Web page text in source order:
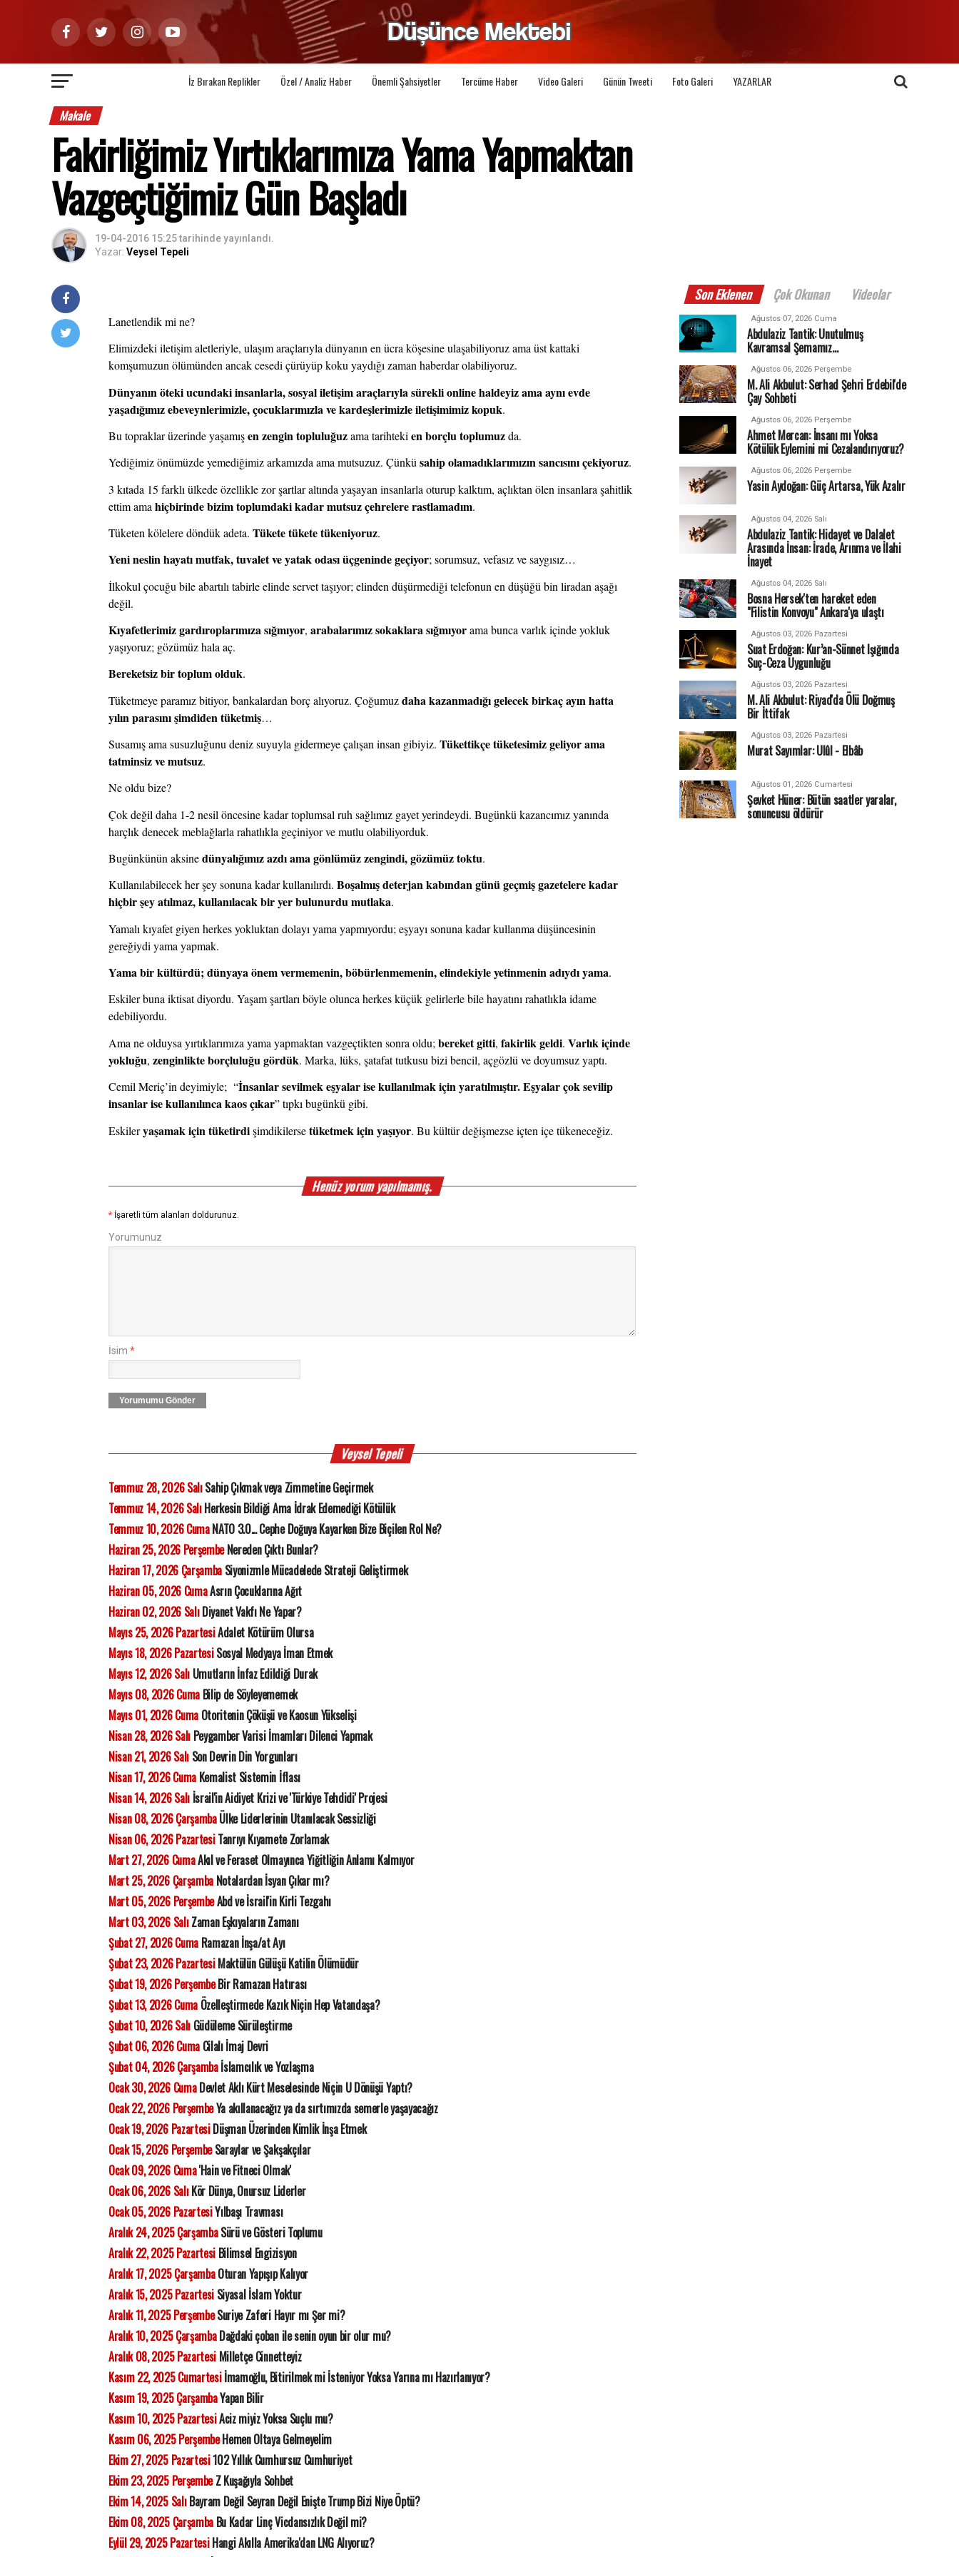
İz Bırakan Replikler Özel / Analiz Haber Önemli Şahsiyetler Tercüme Haber Video Galeri Günün Tweeti Foto Galeri YAZARLAR
Makale
Fakirliğimiz Yırtıklarımıza Yama Yapmaktan
Vazgeçtiğimiz Gün Başladı
19-04-2016 15:25tarihinde yayınlandı.
Yazar: Veysel Tepeli
Lanetlendik mi ne?
Elimizdeki iletişim aletleriyle, ulaşım araçlarıyla dünyanın en ücra köşesine ulaşabiliyoruz ama üst kattaki
komşumuzun ölümünden ancak cesedi çürüyüp koku yaydığı zaman haberdar olabiliyoruz.
Dünyanın öteki ucundaki insanlarla, sosyal iletişim araçlarıyla sürekli online haldeyiz ama aynı evde
yaşadığımız ebeveynlerimizle, çocuklarımızla ve kardeşlerimizle iletişimimiz kopuk.
Bu topraklar üzerinde yaşamış en zengin topluluğuz ama tarihteki en borçlu toplumuz da.
Yediğimiz önümüzde yemediğimiz arkamızda ama mutsuzuz. Çünkü sahip olamadıklarımızın sancısını çekiyoruz.
3 kıtada 15 farklı ülkede özellikle zor şartlar altında yaşayan insanlarla oturup kalktım, açlıktan ölen insanlara şahitlik
ettim ama hiçbirinde bizim toplumdaki kadar mutsuz çehrelere rastlamadım.
Tüketen kölelere döndük adeta. Tükete tükete tükeniyoruz.
Yeni neslin hayatı mutfak, tuvalet ve yatak odası üçgeninde geçiyor; sorumsuz, vefasız ve saygısız…
İlkokul çocuğu bile abartılı tabirle elinde servet taşıyor; elinden düşürmediği telefonun en düşüğü bin liradan aşağı
değil.
Kıyafetlerimiz gardıroplarımıza sığmıyor, arabalarımız sokaklara sığmıyor ama bunca varlık içinde yokluk
yaşıyoruz; gözümüz hala aç.
Bereketsiz bir toplum olduk.
Tüketmeye paramız bitiyor, bankalardan borç alıyoruz. Çoğumuz daha kazanmadığı gelecek birkaç ayın hatta
yılın parasını şimdiden tüketmiş…
Susamış ama susuzluğunu deniz suyuyla gidermeye çalışan insan gibiyiz. Tükettikçe tüketesimiz geliyor ama
tatminsiz ve mutsuz.
Ne oldu bize?
Çok değil daha 1-2 nesil öncesine kadar toplumsal ruh sağlımız gayet yerindeydi. Bugünkü kazancımız yanında
harçlık denecek meblağlarla rahatlıkla geçiniyor ve mutlu olabiliyorduk.
Bugünkünün aksine dünyalığımız azdı ama gönlümüz zengindi, gözümüz toktu.
Kullanılabilecek her şey sonuna kadar kullanılırdı. Boşalmış deterjan kabından günü geçmiş gazetelere kadar
hiçbir şey atılmaz, kullanılacak bir yer bulunurdu mutlaka.
Yamalı kıyafet giyen herkes yokluktan dolayı yama yapmıyordu; eşyayı sonuna kadar kullanma düşüncesinin
gereğiydi yama yapmak.
Yama bir kültürdü; dünyaya önem vermemenin, böbürlenmemenin, elindekiyle yetinmenin adıydı yama.
Eskiler buna iktisat diyordu. Yaşam şartları böyle olunca herkes küçük gelirlerle bile hayatını rahatlıkla idame
edebiliyordu.
Ama ne olduysa yırtıklarımıza yama yapmaktan vazgeçtikten sonra oldu; bereket gitti, fakirlik geldi. Varlık içinde
yokluğu, zenginlikte borçluluğu gördük. Marka, lüks, şatafat tutkusu bizi bencil, açgözlü ve doyumsuz yaptı.
Cemil Meriç’in deyimiyle;  “İnsanlar sevilmek eşyalar ise kullanılmak için yaratılmıştır. Eşyalar çok sevilip
insanlar ise kullanılınca kaos çıkar” tıpkı bugünkü gibi.
Eskiler yaşamak için tüketirdi şimdikilerse tüketmek için yaşıyor. Bu kültür değişmezse içten içe tükeneceğiz.
Henüz yorum yapılmamış.
* İşaretli tüm alanları doldurunuz.
Yorumunuz
İsim *
Yorumumu Gönder
Veysel Tepeli
Temmuz 28, 2026 SalıSahip Çıkmak veya Zimmetine Geçirmek
Temmuz 14, 2026 SalıHerkesin Bildiği Ama İdrak Edemediği Kötülük
Temmuz 10, 2026 CumaNATO 3.0... Cephe Doğuya Kayarken Bize Biçilen Rol Ne?
Haziran 25, 2026 PerşembeNereden Çıktı Bunlar?
Haziran 17, 2026 Çarşamba Siyonizmle Mücadelede Strateji Geliştirmek
Haziran 05, 2026 CumaAsrın Çocuklarına Ağıt
Haziran 02, 2026 SalıDiyanet Vakfı Ne Yapar?
Mayıs 25, 2026 PazartesiAdalet Kötürüm Olursa
Mayıs 18, 2026 PazartesiSosyal Medyaya İman Etmek
Mayıs 12, 2026 SalıUmutların İnfaz Edildiği Durak
Mayıs 08, 2026 CumaBilip de Söyleyememek
Mayıs 01, 2026 CumaOtoritenin Çöküşü ve Kaosun Yükselişi
Nisan 28, 2026 SalıPeygamber Varisi İmamları Dilenci Yapmak
Nisan 21, 2026 SalıSon Devrin Din Yorgunları
Nisan 17, 2026 CumaKemalist Sistemin İflası
Nisan 14, 2026 Salıİsrail'in Aidiyet Krizi ve 'Türkiye Tehdidi' Projesi
Nisan 08, 2026 ÇarşambaÜlke Liderlerinin Utanılacak Sessizliği
Nisan 06, 2026 PazartesiTanrıyı Kıyamete Zorlamak
Mart 27, 2026 CumaAkıl ve Feraset Olmayınca Yiğitliğin Anlamı Kalmıyor
Mart 25, 2026 ÇarşambaNotalardan İsyan Çıkar mı?
Mart 05, 2026 PerşembeAbd ve İsrail'in Kirli Tezgahı
Mart 03, 2026 SalıZaman Eşkıyaların Zamanı
Şubat 27, 2026 CumaRamazan İnşa/at Ayı
Şubat 23, 2026 PazartesiMaktülün Gülüşü Katilin Ölümüdür
Şubat 19, 2026 PerşembeBir Ramazan Hatırası
Şubat 13, 2026 CumaÖzelleştirmede Kazık Niçin Hep Vatandaşa?
Şubat 10, 2026 SalıGüdüleme Sürüleştirme
Şubat 06, 2026 CumaCilalı İmaj Devri
Şubat 04, 2026 Çarşambaİslamcılık ve Yozlaşma
Ocak 30, 2026 CumaDevlet Aklı Kürt Meselesinde Niçin U Dönüşü Yaptı?
Ocak 22, 2026 PerşembeYa akıllanacağız ya da sırtımızda semerle yaşayacağız
Ocak 19, 2026 PazartesiDüşman Üzerinden Kimlik İnşa Etmek
Ocak 15, 2026 PerşembeSaraylar ve Şakşakçılar
Ocak 09, 2026 Cuma'Hain ve Fitneci Olmak'
Ocak 06, 2026 SalıKör Dünya, Onursuz Liderler
Ocak 05, 2026 PazartesiYılbaşı Travması
Aralık 24, 2025 ÇarşambaSürü ve Gösteri Toplumu
Aralık 22, 2025 Pazartesi Bilimsel Engizisyon
Aralık 17, 2025 ÇarşambaOturan Yapışıp Kalıyor
Aralık 15, 2025 Pazartesi Siyasal İslam Yoktur
Aralık 11, 2025 PerşembeSuriye Zaferi Hayır mı Şer mi?
Aralık 10, 2025 ÇarşambaDağdaki çoban ile senin oyun bir olur mu?
Aralık 08, 2025 Pazartesi Milletçe Cinnetteyiz
Kasım 22, 2025 Cumartesiİmamoğlu, Bitirilmek mi İsteniyor Yoksa Yarına mı Hazırlanıyor?
Kasım 19, 2025 ÇarşambaYapan Bilir
Kasım 10, 2025 PazartesiAciz miyiz Yoksa Suçlu mu?
Kasım 06, 2025 PerşembeHemen Oltaya Gelmeyelim
Ekim 27, 2025 Pazartesi102 Yıllık Cumhursuz Cumhuriyet
Ekim 23, 2025 PerşembeZ Kuşağıyla Sohbet
Ekim 14, 2025 SalıBayram Değil Seyran Değil Enişte Trump Bizi Niye Öptü?
Ekim 08, 2025 ÇarşambaBu Kadar Linç Vicdansızlık Değil mi?
Eylül 29, 2025 PazartesiHangi Akılla Amerika'dan LNG Alıyoruz?
Son Eklenen Çok Okunan Videolar
Ağustos 07, 2026 Cuma
Abdulaziz Tantik: Unutulmuş
Kavramsal Şemamız…
Ağustos 06, 2026 Perşembe
M. Ali Akbulut: Serhad Şehri Erdebil'de
Çay Sohbeti
Ağustos 06, 2026 Perşembe
Ahmet Mercan: İnsanı mı Yoksa
Kötülük Eylemini mi Cezalandırıyoruz?
Ağustos 06, 2026 Perşembe
Yasin Aydoğan: Güç Artarsa, Yük Azalır
Ağustos 04, 2026 Salı
Abdulaziz Tantik: Hidayet ve Dalalet
Arasında İnsan: İrade, Arınma ve İlahi
İnayet
Ağustos 04, 2026 Salı
Bosna Hersek'ten hareket eden
"Filistin Konvoyu" Ankara'ya ulaştı
Ağustos 03, 2026 Pazartesi
Suat Erdoğan: Kur’an-Sünnet Işığında
Suç-Ceza Uygunluğu
Ağustos 03, 2026 Pazartesi
M. Ali Akbulut: Riyad'da Ölü Doğmuş
Bir İttifak
Ağustos 03, 2026 Pazartesi
Murat Sayımlar: Ulûl - Elbâb
Ağustos 01, 2026 Cumartesi
Şevket Hüner: Bütün saatler yaralar,
sonuncusu öldürür